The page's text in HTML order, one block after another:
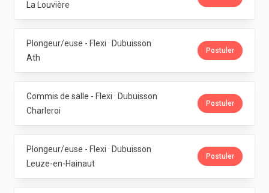
La Louvière
Plongeur/euse - Flexi · Dubuisson
Ath
Postuler
Commis de salle - Flexi · Dubuisson
Charleroi
Postuler
Plongeur/euse - Flexi · Dubuisson
Leuze-en-Hainaut
Postuler